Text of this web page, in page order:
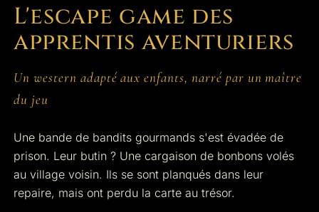
L'escape game des
apprentis aventuriers
Un western adapté aux enfants, narré par un maître
du jeu
Une bande de bandits gourmands s'est évadée de
prison. Leur butin ? Une cargaison de bonbons volés
au village voisin. Ils se sont planqués dans leur
repaire, mais ont perdu la carte au trésor.